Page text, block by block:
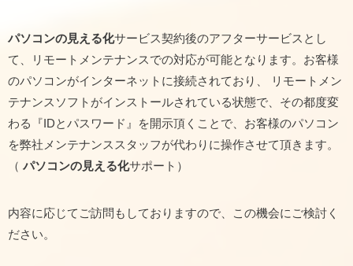
パソコンの見える化サービス契約後のアフターサービスとし
て、リモートメンテナンスでの対応が可能となります。お客様
のパソコンがインターネットに接続されており、 リモートメン
テナンスソフトがインストールされている状態で、その都度変
わる『IDとパスワード』を開示頂くことで、お客様のパソコン
を弊社メンテナンススタッフが代わりに操作させて頂きます。
（ パソコンの見える化サポート）
内容に応じてご訪問もしておりますので、この機会にご検討く
ださい。